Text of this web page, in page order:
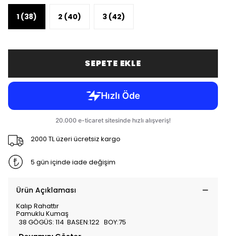
1 (38) 2 (40) 3 (42)
SEPETE EKLE
2000 TL üzeri ücretsiz kargo
5 gün içinde iade değişim
Ürün Açıklaması
Kalıp Rahattır
Pamuklu Kumaş
38 GÖGÜS: 114 BASEN:122 BOY:75